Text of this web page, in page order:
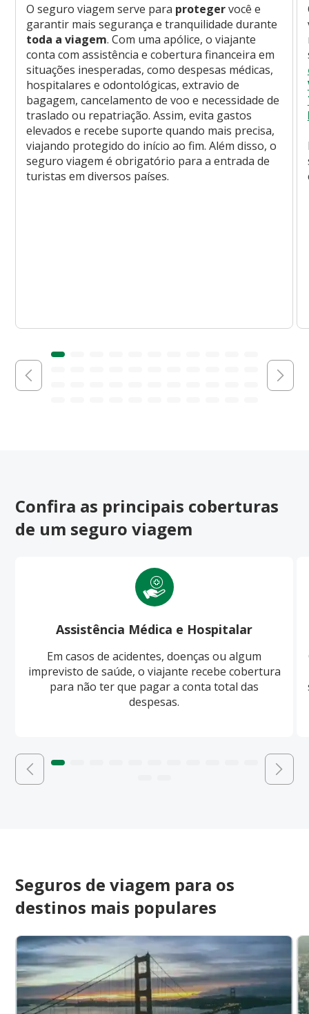
O seguro viagem serve para protegervocê e
garantir mais segurança e tranquilidade durante
toda a viagem. Com uma apólice, o viajante
conta com assistência e cobertura financeira em
situações inesperadas, como despesas médicas,
hospitalares e odontológicas, extravio de
bagagem, cancelamento de voo e necessidade de
traslado ou repatriação. Assim, evita gastos
elevados e recebe suporte quando mais precisa,
viajando protegido do início ao fim. Além disso, o
seguro viagem é obrigatório para a entrada de
turistas em diversos países.
Confira as principais coberturas
de um seguro viagem
Assistência Médica e Hospitalar
Em casos de acidentes, doenças ou algum
imprevisto de saúde, o viajante recebe cobertura
para não ter que pagar a conta total das
despesas.
Seguros de viagem para os
destinos mais populares